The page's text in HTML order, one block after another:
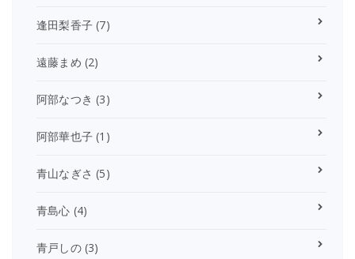
逢田梨香子 (7)
遠藤まめ (2)
阿部なつき (3)
阿部華也子 (1)
青山なぎさ (5)
青島心 (4)
青戸しの(3)